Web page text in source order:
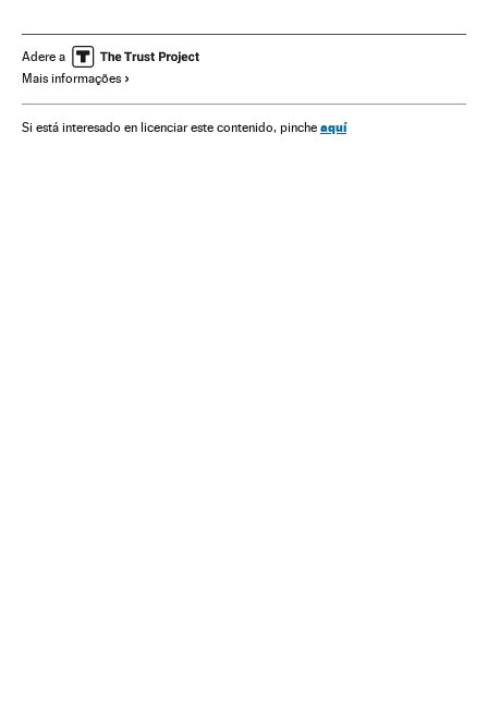
América Latina Eleições
Comunicação
Adere a
Mais informações
Si está interesado en licenciar este contenido, pinche aquí